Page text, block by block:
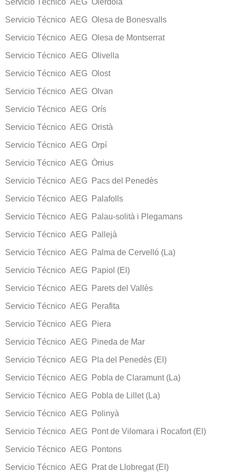
Servicio Técnico AEG Olèrdola
Servicio Técnico AEG Olesa de Bonesvalls
Servicio Técnico AEG Olesa de Montserrat
Servicio Técnico AEG Olivella
Servicio Técnico AEG Olost
Servicio Técnico AEG Olvan
Servicio Técnico AEG Orís
Servicio Técnico AEG Oristà
Servicio Técnico AEG Orpí
Servicio Técnico AEG Òrrius
Servicio Técnico AEG Pacs del Penedès
Servicio Técnico AEG Palafolls
Servicio Técnico AEG Palau-solità i Plegamans
Servicio Técnico AEG Pallejà
Servicio Técnico AEG Palma de Cervelló (La)
Servicio Técnico AEG Papiol (El)
Servicio Técnico AEG Parets del Vallès
Servicio Técnico AEG Perafita
Servicio Técnico AEG Piera
Servicio Técnico AEG Pineda de Mar
Servicio Técnico AEG Pla del Penedès (El)
Servicio Técnico AEG Pobla de Claramunt (La)
Servicio Técnico AEG Pobla de Lillet (La)
Servicio Técnico AEG Polinyà
Servicio Técnico AEG Pont de Vilomara i Rocafort (El)
Servicio Técnico AEG Pontons
Servicio Técnico AEG Prat de Llobregat (El)